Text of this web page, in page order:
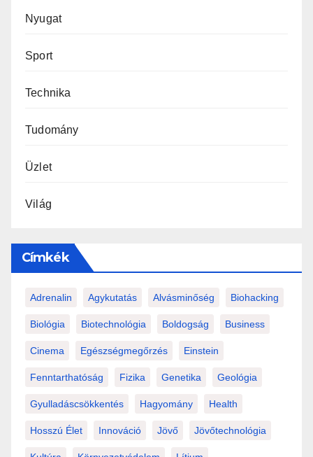
Nyugat
Sport
Technika
Tudomány
Üzlet
Világ
Címkék
Adrenalin Agykutatás Alvásminőség Biohacking
Biológia Biotechnológia Boldogság Business
Cinema Egészségmegőrzés Einstein
Fenntarthatóság Fizika Genetika Geológia
Gyulladáscsökkentés Hagyomány Health
Hosszú Élet Innováció Jövő Jövőtechnológia